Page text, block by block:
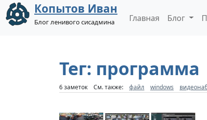
Копытов Иван
Блог ленивого сисадмина Главная Блог
Тег: программа
6 заметок См. также: файл windows